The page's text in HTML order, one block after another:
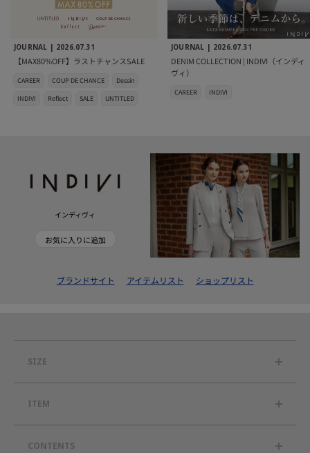
JOURNAL | 2026.07.31
【MAX80%OFF】ラストチャンスSALE
CAREER COUP DE CHANCE
Dessin
INDIVI
Reflect SALE UNTITLED
JOURNAL | 2026.07.31
DENIM COLLECTION | INDIVI（インディ
ヴィ）
CAREER INDIVI
インディヴィ
お気に入りに追加
ブランドサイト アイテムリスト ショップリスト
SIZE
ITEM
CONTENTS